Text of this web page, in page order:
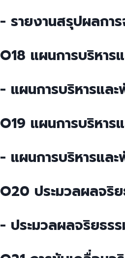
- รายงานสรุปผลกา
O18 แผนการบริหา
- แผนการบริหารแล
O19 แผนการบริหา
- แผนการบริหารแล
O20 ประมวลผลจริ
- ประมวลผลจริยธร